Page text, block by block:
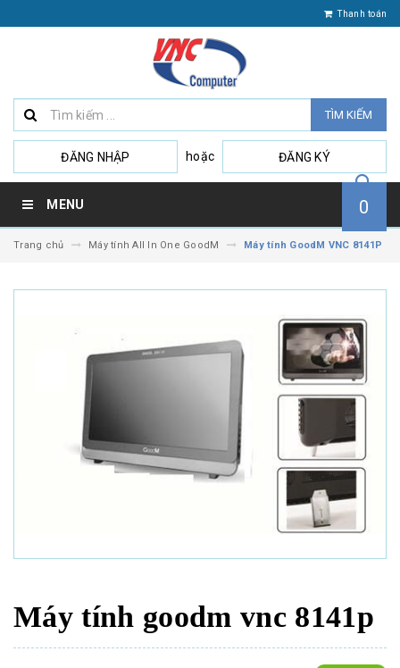
Thanh toán
TÌM KIẾM
ĐĂNG NHẬP hoặc ĐĂNG KÝ
MENU 0
Trang chủ Máy tính All In One GoodM Máy tính GoodM VNC 8141P
Máy tính goodm vnc 8141p